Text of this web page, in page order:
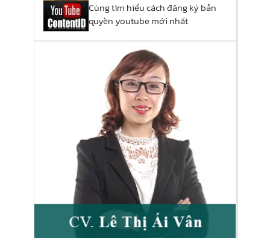
Cùng tìm hiểu cách đăng ký bản
quyền youtube mới nhất